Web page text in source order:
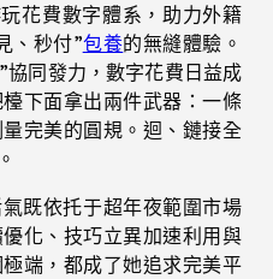
花費數字體系，助力外籍
、秒付”包養的無縫體驗。
協同發力，數字花費日益成
下面拿出兩件武器：一條
完美的圓規。迴、鏈接全
既依托于超年夜範圍市場
化、技巧立異加速利用與
端，都成了她追求完美平